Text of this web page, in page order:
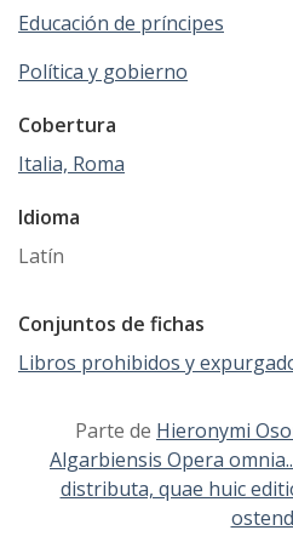
Educación de príncipes
Política y gobierno
Cobertura
Italia, Roma
Idioma
Latín
Conjuntos de fichas
Libros prohibidos y
Parte de Hieronymi
Algarbiensis Opera
distributa, quae huic